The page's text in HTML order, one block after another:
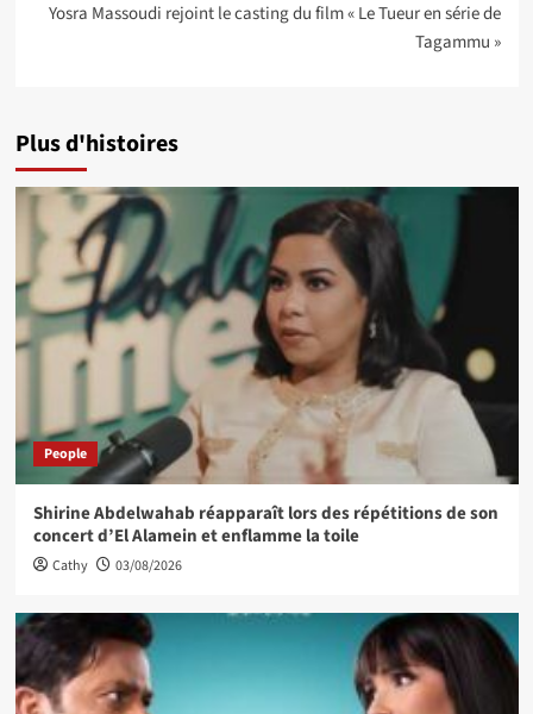
Yosra Massoudi rejoint le casting du film « Le Tueur en série de
Tagammu »
Plus d'histoires
People
Shirine Abdelwahab réapparaît lors des répétitions de son
concert d’El Alamein et enflamme la toile
Cathy 03/08/2026